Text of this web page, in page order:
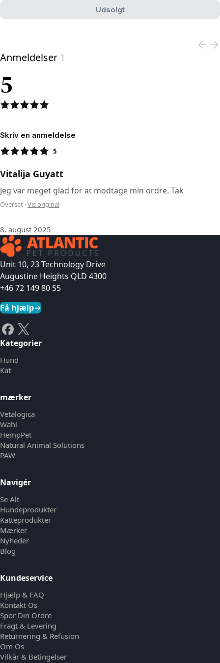
Udsolgt
Anmeldelser 1
5
Skriv en anmeldelse
5
Vitalija Guyatt
Jeg var meget glad for at modtage min ordre. Tak
Oversat ·Vis original
8. august 2025
Unit 10, 23 Technology Drive
Augustine Heights QLD 4300
+46 72 149 80 55
Få hjælp→
Kategorier
Hund
Kat
mærker
Vetalogica
Wahl
HempPet
Natural Animal Solutions
PAW
Navigér
Se Alt
Hundeprodukter
Katteprodukter
Mærker
Nyheder
Blog
Kundeservice
Hjælp & FAQ
Kontakt Os
Spor Din Ordre
Fragt & Levering
Returnering & Refusion
Om Os
Vilkår & Betingelser